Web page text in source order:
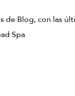
de Blog, con las
Spa